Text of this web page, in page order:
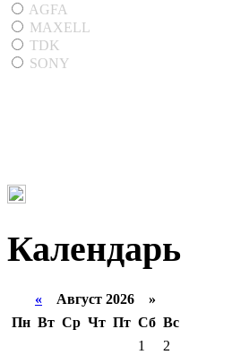
AGFA
MAXELL
TDK
SONY
Календарь
« Август 2026 »
Пн Вт Ср Чт Пт Сб Вс
1
2